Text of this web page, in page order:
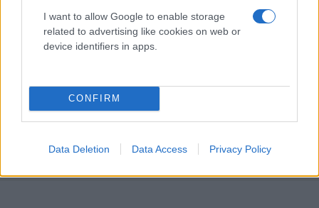
I want to allow Google to enable storage
related to advertising like cookies on web or
device identifiers in apps.
CONFIRM
Data Deletion Data Access Privacy Policy
6. Άρης 31
7. ΟΦΗ 23
Κάνε κλικ και δες περισσότερο